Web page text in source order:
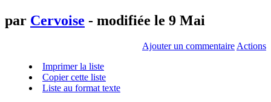
par Cervoise - modifiée le 9 Mai
Ajouter un commentaire Actions
Imprimer la liste
Copier cette liste
Liste au format texte